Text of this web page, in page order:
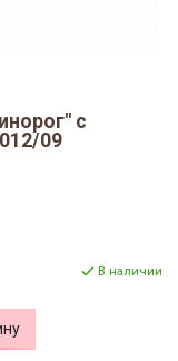
с
09
В наличии